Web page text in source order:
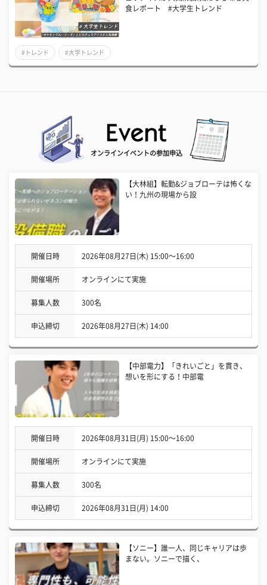
食レポート #大学生トレンド
#トレンド #大学トレンド
オンラインイベントの参加申込
【大林組】転勤&ジョブローテは怖くな
い！九州の現場から設
開催日時 2026年08月27日(木) 15:00〜16:00
開催場所 オンラインにて実施
募集人数 300名
申込締切 2026年08月27日(木) 14:00
【中部電力】「きれいごと」を貫き、
想いを形にする！中部電
開催日時 2026年08月31日(月) 15:00〜16:00
開催場所 オンラインにて実施
募集人数 300名
申込締切 2026年08月31日(月) 14:00
【ソニー】誰一人、同じキャリアは歩
まない。ソニーで描く、